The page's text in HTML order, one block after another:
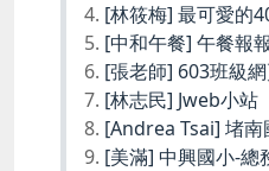
[林筱梅] 最可愛的
[中和午餐] 午餐報報
[張老師] 603班級
[林志民] Jweb小站
[Andrea Tsai] 堵
[美滿] 中興國小-總